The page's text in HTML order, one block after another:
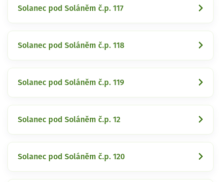
Solanec pod Soláněm č.p. 117
Solanec pod Soláněm č.p. 118
Solanec pod Soláněm č.p. 119
Solanec pod Soláněm č.p. 12
Solanec pod Soláněm č.p. 120